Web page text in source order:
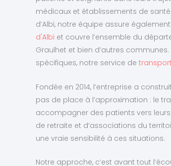
médicaux et établissements de
d’Albi, notre équipe assure
d'Albi et couvre l’ensemble du
Graulhet et bien d’autres
spécifiques, notre service de transport
Fondée en 2014, l’entreprise a
pas de place à l’approximation : le
accompagner des patients vers leurs
de retraite et d’associations du
une vraie sensibilité à ces situations.
Notre approche, c’est avant tout